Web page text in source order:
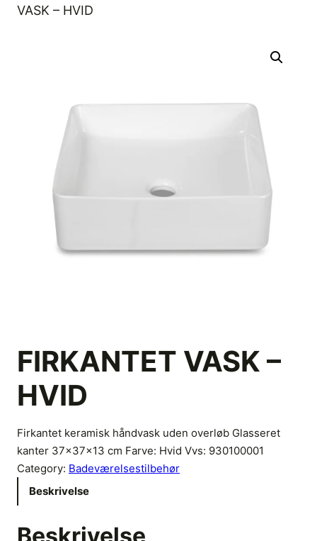
VASK – HVID
FIRKANTET VASK –
HVID
Firkantet keramisk håndvask uden overløb Glasseret
kanter 37x37x13 cm Farve: Hvid Vvs: 930100001
Category: Badeværelsestilbehør
Beskrivelse